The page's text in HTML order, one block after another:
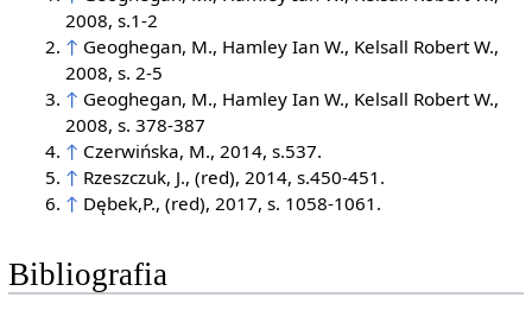
2008, s.1-2
↑ Geoghegan, M., Hamley Ian W., Kelsall Robert W.,
2008, s. 2-5
↑ Geoghegan, M., Hamley Ian W., Kelsall Robert W.,
2008, s. 378-387
↑ Czerwińska, M., 2014, s.537.
↑ Rzeszczuk, J., (red), 2014, s.450-451.
↑ Dębek,P., (red), 2017, s. 1058-1061.
Bibliografia